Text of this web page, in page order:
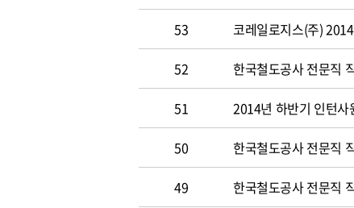
53 코레일로지스(주)
52 한국철도공사 전문직
51 2014년 하반기 인턴사
50 한국철도공사 전문직
49 한국철도공사 전문직